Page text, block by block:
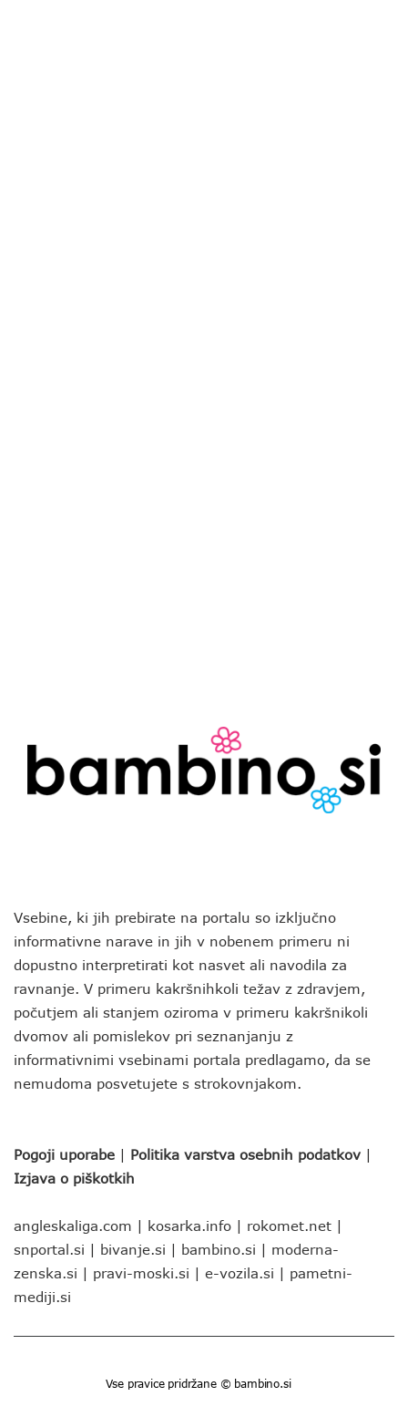
Vsebine, ki jih prebirate na portalu so izključno
informativne narave in jih v nobenem primeru ni
dopustno interpretirati kot nasvet ali navodila za
ravnanje. V primeru kakršnihkoli težav z zdravjem,
počutjem ali stanjem oziroma v primeru kakršnikoli
dvomov ali pomislekov pri seznanjanju z
informativnimi vsebinami portala predlagamo, da se
nemudoma posvetujete s strokovnjakom.
Pogoji uporabe | Politika varstva osebnih podatkov |
Izjava o piškotkih
angleskaliga.com | kosarka.info | rokomet.net |
snportal.si | bivanje.si | bambino.si | moderna-
zenska.si | pravi-moski.si | e-vozila.si | pametni-
mediji.si
Vse pravice pridržane © bambino.si